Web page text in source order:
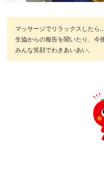
マッサージでリラックスしたら…
生協からの報告を聞いたり、今
みんな笑顔でわきあいあい。